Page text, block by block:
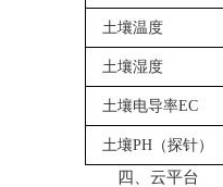
土壤温度
土壤湿度
土壤电导率EC
土壤PH（探针）
四、云平台